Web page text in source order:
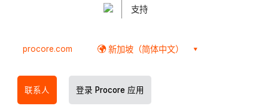
支持
procore.com 新加坡（简体中文）
联系人 登录 Procore 应用